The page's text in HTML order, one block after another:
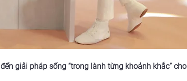
giải pháp sống “trong lành từng khoảnh khắc” cho